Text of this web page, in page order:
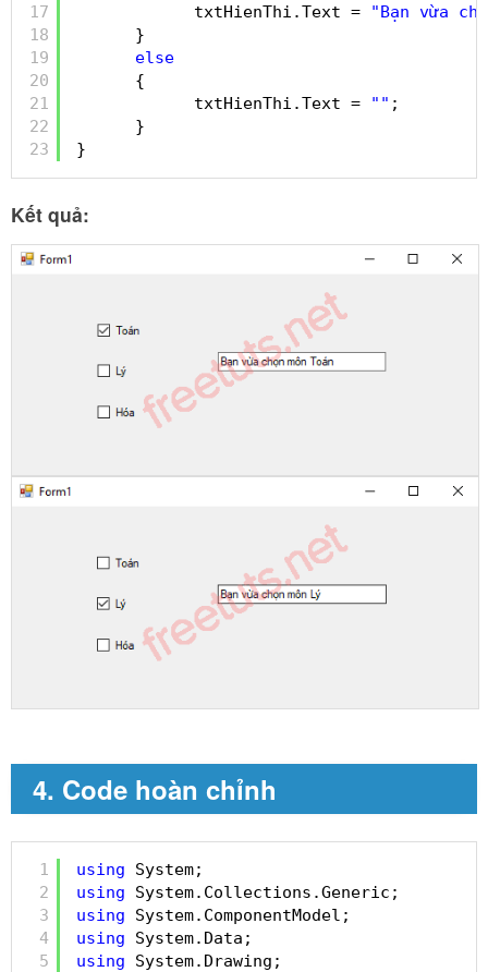
17
18
19
20
21
22
23
txtHienThi.Text =
"Bạn vừa
}
else
{
txtHienThi.Text =
"" ;
}
}
Kết quả:
4. Code hoàn chỉnh
1
2
3
4
5
using
System;
using
System.Collections.Generic;
using
System.ComponentModel;
using
System.Data;
using
System.Drawing;